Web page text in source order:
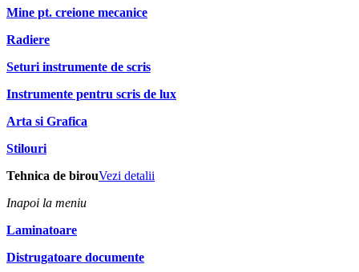
Mine pt. creione mecanice
Radiere
Seturi instrumente de scris
Instrumente pentru scris de lux
Arta si Grafica
Stilouri
Tehnica de birouVezi detalii
Inapoi la meniu
Laminatoare
Distrugatoare documente